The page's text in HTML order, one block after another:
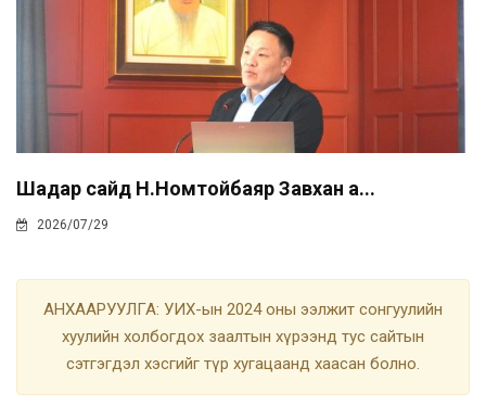
Шадар сайд Н.Номтойбаяр Завхан а...
2026/07/29
АНХААРУУЛГА: УИХ-ын 2024 оны ээлжит сонгуулийн
хуулийн холбогдох заалтын хүрээнд тус сайтын
сэтгэгдэл хэсгийг түр хугацаанд хаасан болно.